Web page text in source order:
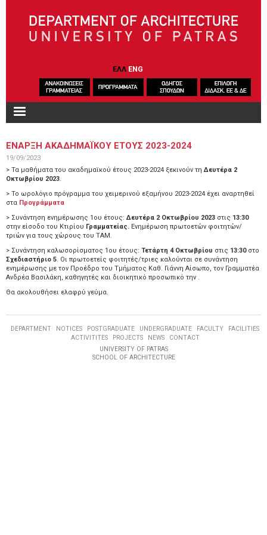
ΕΛΛ ENG
ΕΝΑΡΞΗ ΑΚΑΔΗΜΑΪΚΟΥ ΕΤΟΥΣ 2023-2024
19/09/2023
> Τα μαθήματα του ακαδημαϊκού έτους 2023-2024 ξεκινούν τηΔευτέρα 2
Οκτωβρίου 2023.
> Το ωρολόγιο πρόγραμμα του χειμερινού εξαμήνου 2023-2024 έχει αναρτηθεί
στα Προγράμματα
> Συνάντηση ενημέρωσης 1ου έτους:Δευτέρα 2 Οκτωβρίου 2023 στις 13:30
στην είσοδο του Κτιρίου Γραμματείας. Ενημέρωση πρωτοετών φοιτητών/
τριών για τους χώρους του ΤΑΜ.
> Συνάντηση καλωσορίσματος 1ου έτους: Τετάρτη 4 Οκτωβρίου στις 13:30στο
Σχεδιαστήριο 5. Οι πρωτοετείς φοιτητές/τριες καλούνται σε συνάντηση
ενημέρωσης με τον Προέδρο του Τμήματος Καθ. Γιάννη Αίσωπο, τον Γραμματέα
Ανδρέα Βασιλάκη, καθηγητές και διοικητικό προσωπικό την .
Θα ακολουθήσει ελαφρύ γεύμα.
DEPARTMENT NOTICES POSTGRADUATE UNDERGRADUATE FACULTY
FACILITIES
ACTIVITITES
PROJECTS NEWS
CONTACT
UNIVERSITY OF PATRAS
SCHOOL OF ARCHITECTURE